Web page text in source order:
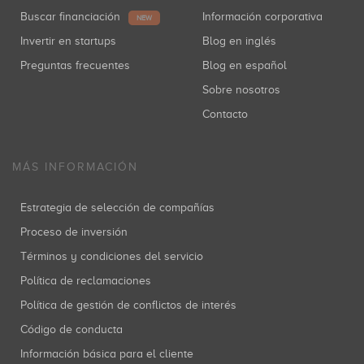
Ronan Bardet
Coinversiones: 1
Coinversiones: 1
René de Jong
Coinversiones: 1
Albert Hurtado
Coinversiones: 1
Buscar financiación NEW
Invertir en startups
Preguntas frecuentes
Información corporativa
Blog en inglés
Blog en español
Sobre nosotros
Contacto
MÁS INFORMACIÓN
Estrategia de selección de compañías
Proceso de inversión
Términos y condiciones del servicio
Política de reclamaciones
Política de gestión de conflictos de interés
Código de conducta
Información básica para el cliente